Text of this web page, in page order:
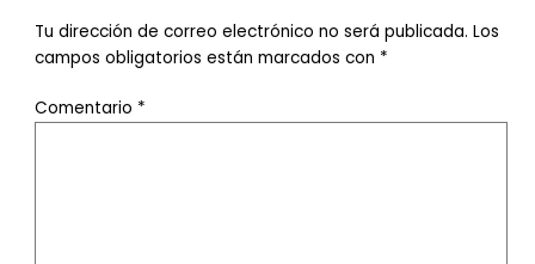
Tu dirección de correo electrónico no será publicada. Los
campos obligatorios están marcados con *
Comentario *